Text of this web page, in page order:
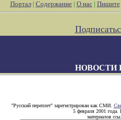
Портал| Содержание| О нас| Пишите
НОВОСТИ
"Русский переплет" зарегистрирован как СМИ.
5 февраля 2001 года.
материалов